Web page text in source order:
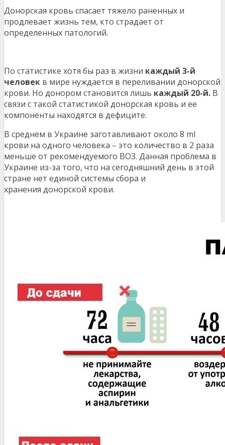
Донорская кровь спасает тяжело раненных и
продлевает жизнь тем, кто страдает от
определенных патологий.
По статистике хотя бы раз в жизни каждый 3-й
человек в мире нуждается в переливании донорской
крови. Но донором становится лишь каждый 20-й. В
связи с такой статистикой донорская кровь и ее
компоненты находятся в дефиците.
В среднем в Украине заготавливают около 8 ml
крови на одного человека – это количество в 2 раза
меньше от рекомендуемого ВОЗ. Данная проблема в
Украине из-за того, что на сегодняшний день в этой
стране нет единой системы сбора и
хранения донорской крови.